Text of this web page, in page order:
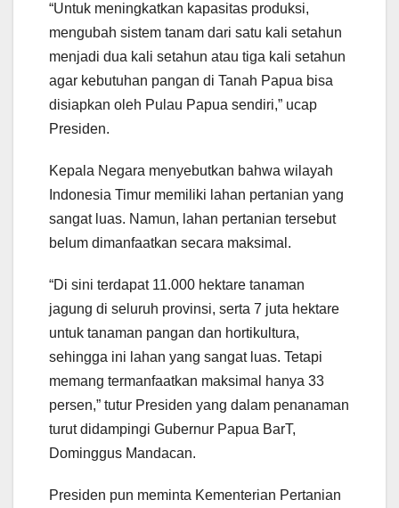
“Untuk meningkatkan kapasitas produksi,
mengubah sistem tanam dari satu kali setahun
menjadi dua kali setahun atau tiga kali setahun
agar kebutuhan pangan di Tanah Papua bisa
disiapkan oleh Pulau Papua sendiri,” ucap
Presiden.
Kepala Negara menyebutkan bahwa wilayah
Indonesia Timur memiliki lahan pertanian yang
sangat luas. Namun, lahan pertanian tersebut
belum dimanfaatkan secara maksimal.
“Di sini terdapat 11.000 hektare tanaman
jagung di seluruh provinsi, serta 7 juta hektare
untuk tanaman pangan dan hortikultura,
sehingga ini lahan yang sangat luas. Tetapi
memang termanfaatkan maksimal hanya 33
persen,” tutur Presiden yang dalam penanaman
turut didampingi Gubernur Papua BarT,
Dominggus Mandacan.
Presiden pun meminta Kementerian Pertanian